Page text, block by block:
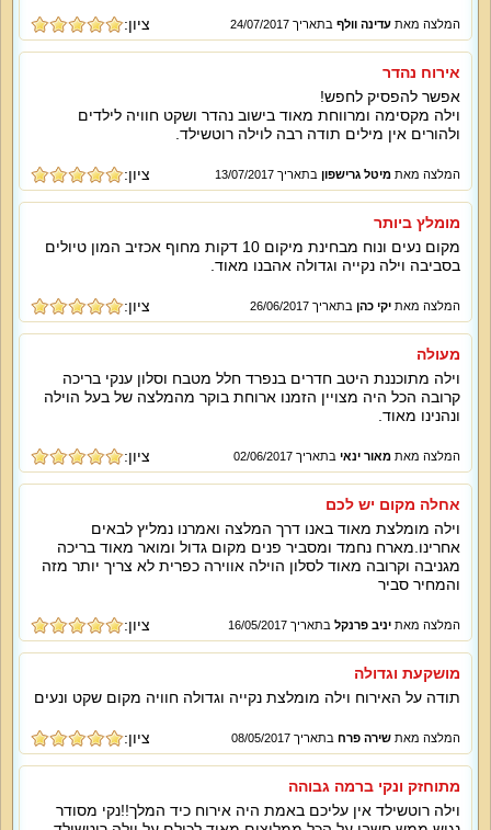
המלצה מאת עדינה וולף בתאריך 24/07/2017 ציון:
אירוח נהדר
אפשר להפסיק לחפש!
וילה מקסימה ומרווחת מאוד בישוב נהדר ושקט חוויה לילדים
ולהורים אין מילים תודה רבה לוילה רוטשילד.
המלצה מאת מיטל גרישפון בתאריך 13/07/2017 ציון:
מומלץ ביותר
מקום נעים ונוח מבחינת מיקום 10 דקות מחוף אכזיב המון טיולים
בסביבה וילה נקייה וגדולה אהבנו מאוד.
המלצה מאת יקי כהן בתאריך 26/06/2017 ציון:
מעולה
וילה מתוכננת היטב חדרים בנפרד חלל מטבח וסלון ענקי בריכה
קרובה הכל היה מצויין הזמנו ארוחת בוקר מהמלצה של בעל הוילה
ונהנינו מאוד.
המלצה מאת מאור ינאי בתאריך 02/06/2017 ציון:
אחלה מקום יש לכם
וילה מומלצת מאוד באנו דרך המלצה ואמרנו נמליץ לבאים
אחרינו.מארח נחמד ומסביר פנים מקום גדול ומואר מאוד בריכה
מגניבה וקרובה מאוד לסלון הוילה אווירה כפרית לא צריך יותר מזה
והמחיר סביר
המלצה מאת יניב פרנקל בתאריך 16/05/2017 ציון:
מושקעת וגדולה
תודה על האירוח וילה מומלצת נקייה וגדולה חוויה מקום שקט ונעים
המלצה מאת שירה פרח בתאריך 08/05/2017 ציון:
מתוחזק ונקי ברמה גבוהה
וילה רוטשילד אין עליכם באמת היה אירוח כיד המלך!!נקי מסודר